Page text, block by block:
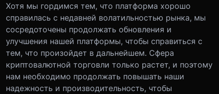
Хотя мы гордимся тем, что платформа хорошо
справилась с недавней волатильностью рынка, мы
сосредоточены продолжать обновления и
улучшения нашей платформы, чтобы справиться с
тем, что произойдет в дальнейшем. Сфера
криптовалютной торговли только растет, и поэтому
нам необходимо продолжать повышать наши
надежность и производительность, чтобы